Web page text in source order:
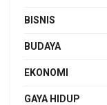
BISNIS
BUDAYA
EKONOMI
GAYA HIDUP